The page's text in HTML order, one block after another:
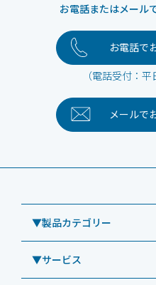
お電話またはメール
お電話で
（電話受付：
メールで
▼製品カテゴリー
業務用タブレット
▼サービス